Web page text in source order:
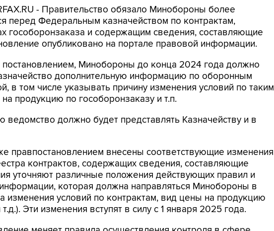
- Правительство обязало Минобороны более
перед Федеральным казначейством по контрактам,
гособоронзаказа и содержащим сведения, составляющие
опубликовано на портале правовой информации.
постановлением, Минобороны до конца 2024 года должно
дополнительную информацию по оборонным
в том числе указывать причину изменения условий по таким
продукцию по гособоронзаказу и т.п.
должно будет представлять Казначейству и в
правпостановлением внесены соответствующие изменения
контрактов, содержащих сведения, составляющие
уточняют различные положения действующих правил и
которая должна направляться Минобороны в
изменения условий по контрактам, вид цены на продукцию
Эти изменения вступят в силу с 1 января 2025 года.